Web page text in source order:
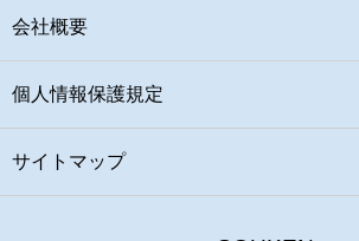
会社概要
個人情報保護規定
サイトマップ